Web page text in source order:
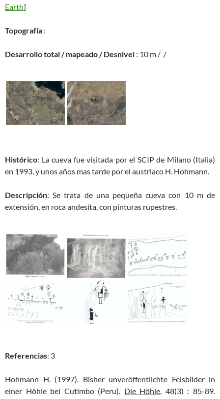
Earth]
Topografía :
Desarrollo total / mapeado / Desnivel : 10 m / /
Histórico: La cueva fue visitada por el SCIP de Milano (Italia)
en 1993, y unos años mas tarde por el austriaco H. Hohmann.
Descripción: Se trata de una pequeña cueva con 10 m de
extensión, en roca andesita, con pinturas rupestres.
Referencias: 3
Hohmann H. (1997). Bisher unveröffentlichte Felsbilder in
einer Höhle bei Cutimbo (Peru). Die Höhle, 48(3) : 85-89.